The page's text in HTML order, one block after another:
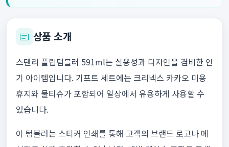
상품 소개
스탠리 플립텀블러 591ml는 실용성과 디자인을 겸비한 인
기 아이템입니다. 기프트 세트에는 크리넥스 카카오 미용
휴지와 물티슈가 포함되어 일상에서 유용하게 사용할 수
있습니다.
이 텀블러는 스티커 인쇄를 통해 고객의 브랜드 로고나 메